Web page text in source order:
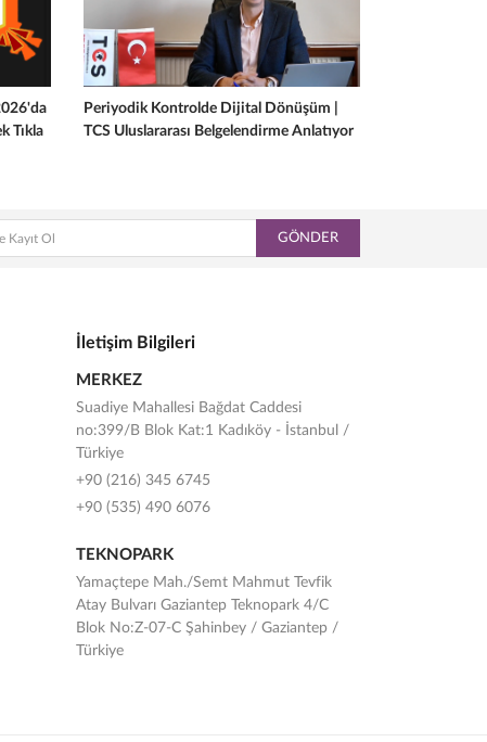
Tıkla
Periyodik Kontrolde Dijital Dönüşüm |
TCS Uluslararası Belgelendirme Anlatıyor
GÖNDER
İletişim Bilgileri
MERKEZ
Suadiye Mahallesi Bağdat Caddesi
no:399/B Blok Kat:1 Kadıköy - İstanbul /
Türkiye
+90 (216) 345 6745
+90 (535) 490 6076
TEKNOPARK
Yamaçtepe Mah./Semt Mahmut Tevfik
Atay Bulvarı Gaziantep Teknopark 4/C
Blok No:Z-07-C Şahinbey / Gaziantep /
Türkiye